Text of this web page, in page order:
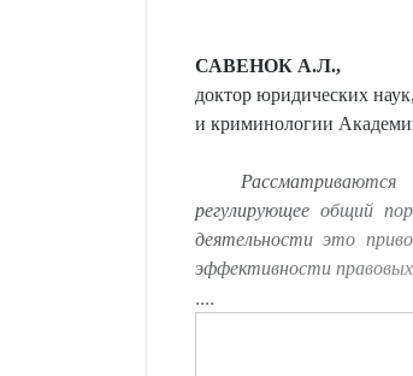
САВЕНОК А.Л.,
доктор юридических
и криминологии
регулирующее общий
деятельности это
эффективности
....